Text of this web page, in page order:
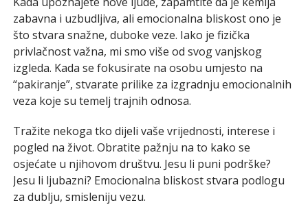
zabavna i uzbudljiva, ali emocionalna bliskost ono je
što stvara snažne, duboke veze. Iako je fizička
privlačnost važna, mi smo više od svog vanjskog
izgleda. Kada se fokusirate na osobu umjesto na
“pakiranje”, stvarate prilike za izgradnju emocionalnih
veza koje su temelj trajnih odnosa.
Tražite nekoga tko dijeli vaše vrijednosti, interese i
pogled na život. Obratite pažnju na to kako se
osjećate u njihovom društvu. Jesu li puni podrške?
Jesu li ljubazni? Emocionalna bliskost stvara podlogu
za dublju, smisleniju vezu.